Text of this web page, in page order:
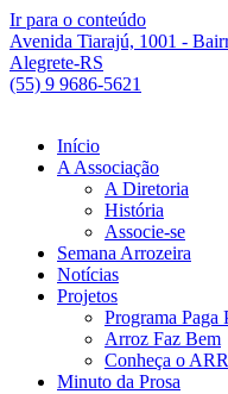
Ir para o conteúdo
Avenida Tiarajú, 1001 -
Alegrete-RS
(55) 9 9686-5621
Início
A Associação
A Diretoria
História
Associe-se
Semana Arrozeira
Notícias
Projetos
Programa Paga
Arroz Faz Bem
Conheça o
Minuto da Prosa